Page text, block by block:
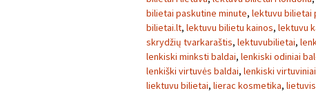
bilietai paskutine minute, lektuvu bilietai
bilietai.lt, lektuvu bilietu kainos, lektuvu
skrydžių tvarkaraštis, lektuvubilietai,
lenkiski minksti baldai, lenkiski odiniai
lenkiški virtuvės baldai, lenkiski
liektuvu bilietai, lierac kosmetika,